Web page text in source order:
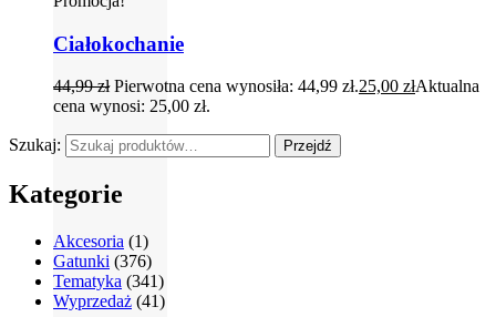
Ciałokochanie
44,99zł Pierwotna cena wynosiła: 44,99 zł.25,00 złAktualna
cena wynosi: 25,00 zł.
Szukaj: Przejdź
Kategorie
Akcesoria (1)
Gatunki (376)
Tematyka (341)
Wyprzedaż (41)